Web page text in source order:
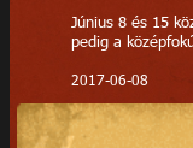
Június 8 és 15
pedig a
2017-06-08